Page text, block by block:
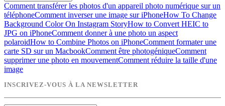
Comment transférer les photos d'un appareil photo numérique sur un
téléphoneComment inverser une image sur iPhoneHow To Change
Background Color On Instagram StoryHow to Convert HEIC to
JPG on iPhoneComment donner à une photo un aspect
polaroidHow to Combine Photos on iPhoneComment formater une
carte SD sur un MacbookComment être photogéniqueComment
supprimer une photo en mouvementComment réduire la taille d'une
image
INSCRIVEZ-VOUS À LA NEWSLETTER